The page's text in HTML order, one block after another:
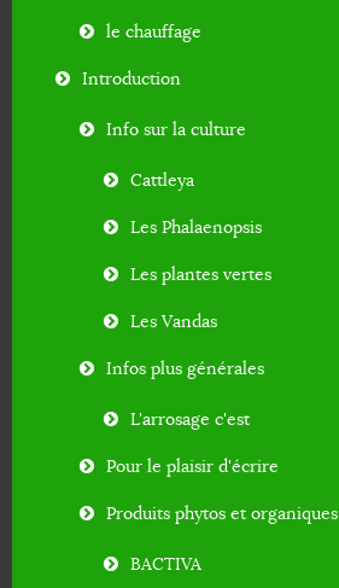
le chauffage
Introduction
Info sur la culture
Cattleya
Les Phalaenopsis
Les plantes vertes
Les Vandas
Infos plus générales
L'arrosage c'est
Pour le plaisir d'écrire
Produits phytos et organiques
BACTIVA